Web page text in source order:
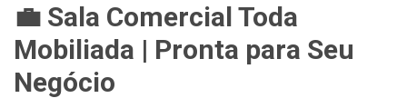
💼 Sala Comercial Toda
Mobiliada | Pronta para Seu
Negócio